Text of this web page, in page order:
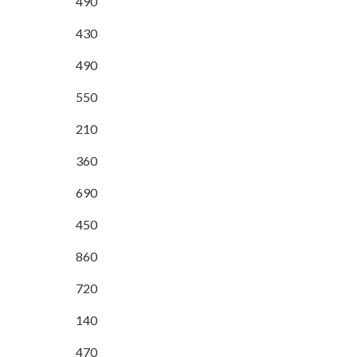
430
490
550
210
360
690
450
860
720
140
470